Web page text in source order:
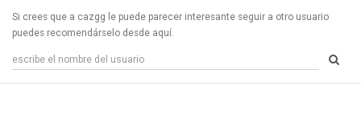
Si crees que a cazgg le puede parecer interesante seguir a otro usuario
puedes recomendárselo desde aquí.